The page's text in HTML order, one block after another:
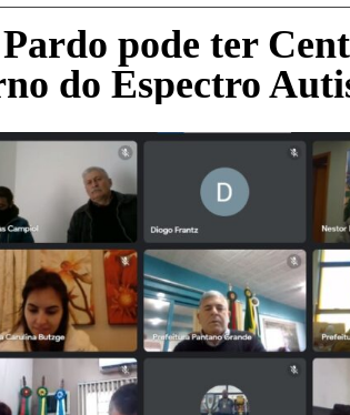
pode ter
do Espectro